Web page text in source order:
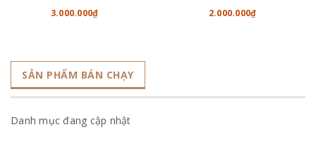
3.000.000₫ 2.000.000₫
SẢN PHẨM BÁN CHẠY
Danh mục đang cập nhật